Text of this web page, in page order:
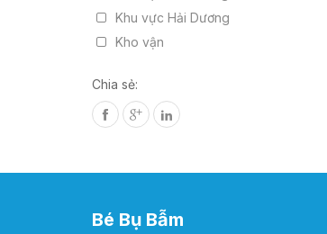
Khu vực Hải Dương
Kho vận
Chia sẻ:
Bé Bụ Bẫm